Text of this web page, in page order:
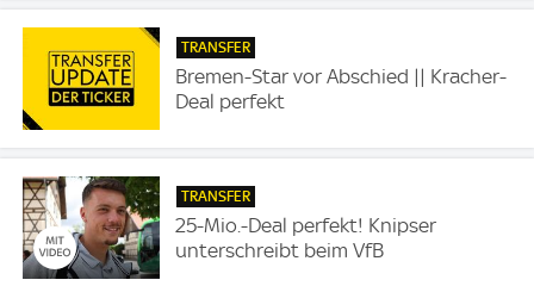
TRANSFER
Bremen-Star vor Abschied || Kracher-
Deal perfekt
TRANSFER
25-Mio.-Deal perfekt! Knipser
unterschreibt beim VfB